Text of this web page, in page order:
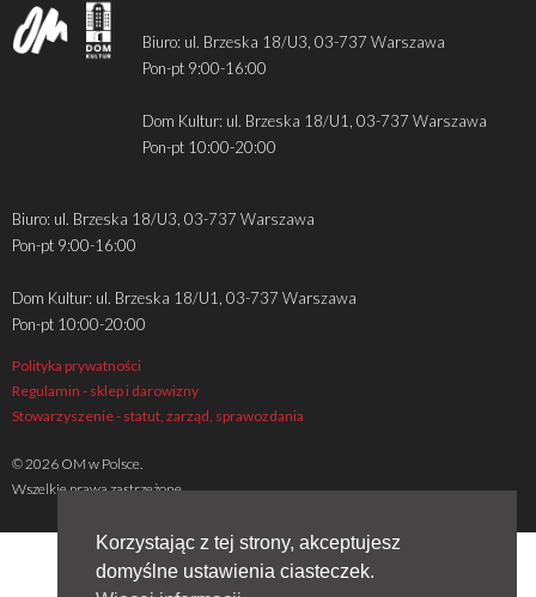
Biuro: ul. Brzeska 18/U3, 03-737 Warszawa
Pon-pt 9:00-16:00
Dom Kultur: ul. Brzeska 18/U1, 03-737 Warszawa
Pon-pt 10:00-20:00
Biuro: ul. Brzeska 18/U3, 03-737 Warszawa
Pon-pt 9:00-16:00
Dom Kultur: ul. Brzeska 18/U1, 03-737 Warszawa
Pon-pt 10:00-20:00
Polityka prywatności
Regulamin - sklep i darowizny
Stowarzyszenie - statut, zarząd, sprawozdania
© 2026 OM w Polsce.
Wszelkie prawa zastrzeżone
Korzystając z tej strony, akceptujesz
domyślne ustawienia ciasteczek.